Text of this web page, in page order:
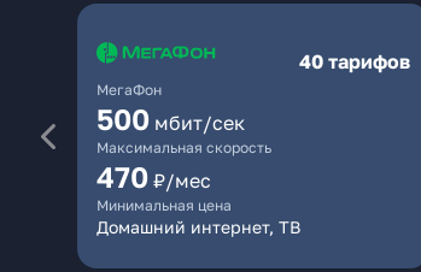
МегаФон
40 тарифов
500 мбит/сек
Максимальная скорость
470 ₽/мес
Минимальная цена
Домашний интернет, ТВ